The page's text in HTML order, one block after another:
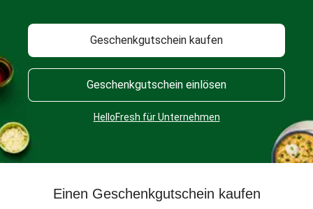
Geschenkgutschein kaufen
Geschenkgutschein einlösen
HelloFresh für Unternehmen
Einen Geschenkgutschein kaufen